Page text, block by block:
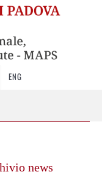
ENG
news